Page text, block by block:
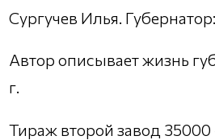
Сургучев Илья.
Автор описывает жизнь
г.
Тираж второй завод 35000